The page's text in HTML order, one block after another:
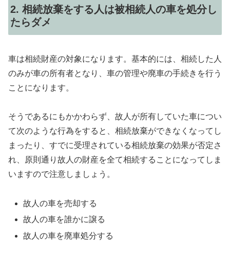
2. 相続放棄をする人は被相続人の車を処分し
たらダメ
車は相続財産の対象になります。基本的には、相続した人
のみが車の所有者となり、車の管理や廃車の手続きを行う
ことになります。
そうであるにもかかわらず、故人が所有していた車につい
て次のような行為をすると、相続放棄ができなくなってし
まったり、すでに受理されている相続放棄の効果が否定さ
れ、原則通り故人の財産を全て相続することになってしま
いますので注意しましょう。
故人の車を売却する
故人の車を誰かに譲る
故人の車を廃車処分する